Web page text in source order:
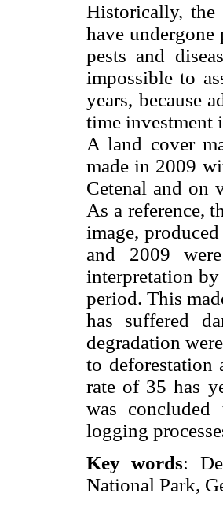
Historically, the
have undergone
pests and
impossible to
years, because
time investment
A land cover
made in 2009
Cetenal and on
As a reference,
image,
and 2009
interpretation
period. This
has suffered
degradation
to deforestation
rate of 35 has
was
logging
Key words:
National Park,